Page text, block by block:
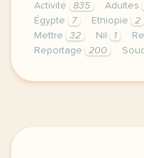
Activité 835 Adultes
Égypte
7 Ethiopie 2
Mettre
32 Nil 1
Reportage
200
le respect de